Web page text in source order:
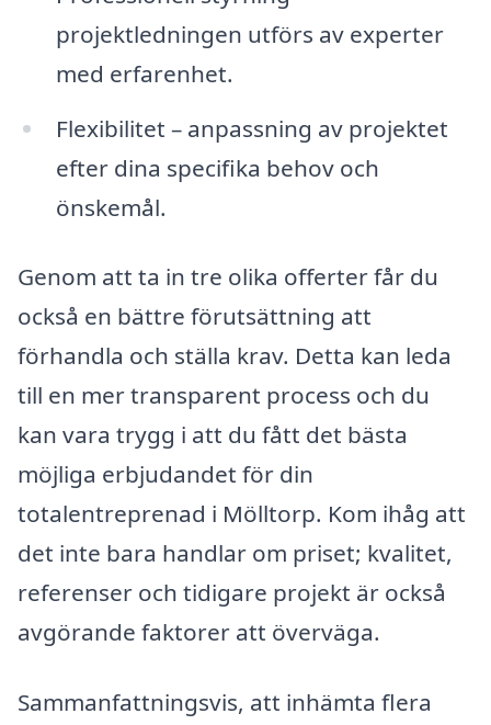
projektledningen utförs av experter
med erfarenhet.
Flexibilitet – anpassning av projektet
efter dina specifika behov och
önskemål.
Genom att ta in tre olika offerter får du
också en bättre förutsättning att
förhandla och ställa krav. Detta kan leda
till en mer transparent process och du
kan vara trygg i att du fått det bästa
möjliga erbjudandet för din
totalentreprenad i Mölltorp. Kom ihåg att
det inte bara handlar om priset; kvalitet,
referenser och tidigare projekt är också
avgörande faktorer att överväga.
Sammanfattningsvis, att inhämta flera